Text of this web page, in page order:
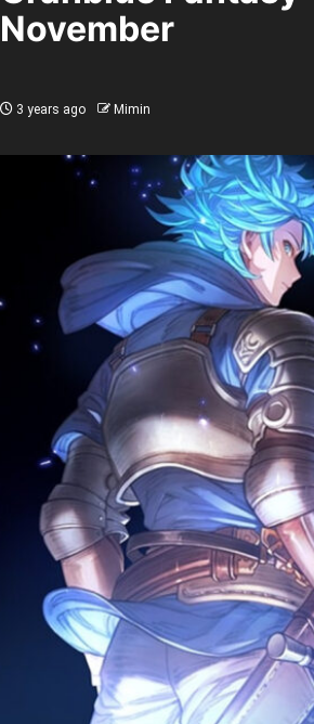
November
3 years ago Mimin